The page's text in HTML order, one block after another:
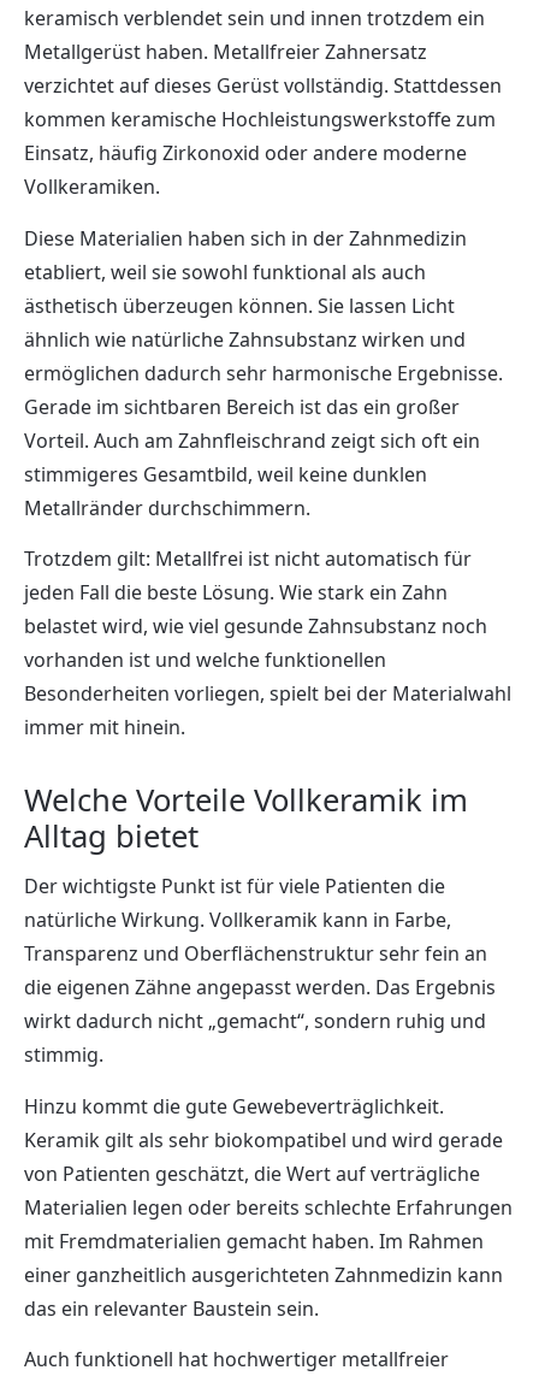
keramisch verblendet sein und innen trotzdem ein
Metallgerüst haben. Metallfreier Zahnersatz
verzichtet auf dieses Gerüst vollständig. Stattdessen
kommen keramische Hochleistungswerkstoffe zum
Einsatz, häufig Zirkonoxid oder andere moderne
Vollkeramiken.
Diese Materialien haben sich in der Zahnmedizin
etabliert, weil sie sowohl funktional als auch
ästhetisch überzeugen können. Sie lassen Licht
ähnlich wie natürliche Zahnsubstanz wirken und
ermöglichen dadurch sehr harmonische Ergebnisse.
Gerade im sichtbaren Bereich ist das ein großer
Vorteil. Auch am Zahnfleischrand zeigt sich oft ein
stimmigeres Gesamtbild, weil keine dunklen
Metallränder durchschimmern.
Trotzdem gilt: Metallfrei ist nicht automatisch für
jeden Fall die beste Lösung. Wie stark ein Zahn
belastet wird, wie viel gesunde Zahnsubstanz noch
vorhanden ist und welche funktionellen
Besonderheiten vorliegen, spielt bei der Materialwahl
immer mit hinein.
Welche Vorteile Vollkeramik im
Alltag bietet
Der wichtigste Punkt ist für viele Patienten die
natürliche Wirkung. Vollkeramik kann in Farbe,
Transparenz und Oberflächenstruktur sehr fein an
die eigenen Zähne angepasst werden. Das Ergebnis
wirkt dadurch nicht „gemacht“, sondern ruhig und
stimmig.
Hinzu kommt die gute Gewebeverträglichkeit.
Keramik gilt als sehr biokompatibel und wird gerade
von Patienten geschätzt, die Wert auf verträgliche
Materialien legen oder bereits schlechte Erfahrungen
mit Fremdmaterialien gemacht haben. Im Rahmen
einer ganzheitlich ausgerichteten Zahnmedizin kann
das ein relevanter Baustein sein.
Auch funktionell hat hochwertiger metallfreier